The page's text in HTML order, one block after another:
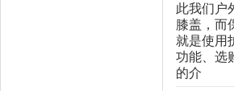
此我们户
膝盖，而
就是使用
功能、选
的介